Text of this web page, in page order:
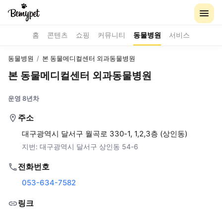
홈 콘텐츠 쇼핑 커뮤니티 동물병원 서비스
동물병원 / 본 동물메디컬센터 외과동물병원
본 동물메디컬센터 외과동물병원
운영 8년차
주소
대구광역시 달서구 월곡로 330-1, 1,2,3층 (상인동)
지번: 대구광역시 달서구 상인동 54-6
전화번호
053-634-7582
링크